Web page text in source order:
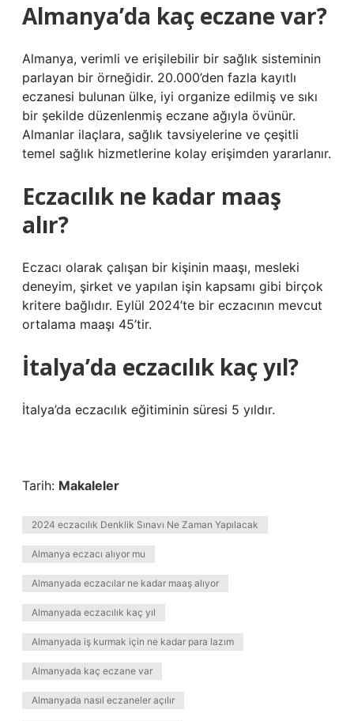
Almanya’da kaç eczane var?
Almanya, verimli ve erişilebilir bir sağlık sisteminin
parlayan bir örneğidir. 20.000’den fazla kayıtlı
eczanesi bulunan ülke, iyi organize edilmiş ve sıkı
bir şekilde düzenlenmiş eczane ağıyla övünür.
Almanlar ilaçlara, sağlık tavsiyelerine ve çeşitli
temel sağlık hizmetlerine kolay erişimden yararlanır.
Eczacılık ne kadar maaş
alır?
Eczacı olarak çalışan bir kişinin maaşı, mesleki
deneyim, şirket ve yapılan işin kapsamı gibi birçok
kritere bağlıdır. Eylül 2024’te bir eczacının mevcut
ortalama maaşı 45’tir.
İtalya’da eczacılık kaç yıl?
İtalya’da eczacılık eğitiminin süresi 5 yıldır.
Tarih: Makaleler
2024 eczacılık Denklik Sınavı Ne Zaman Yapılacak
Almanya eczacı alıyor mu
Almanyada eczacılar ne kadar maaş alıyor
Almanyada eczacılık kaç yıl
Almanyada iş kurmak için ne kadar para lazım
Almanyada kaç eczane var
Almanyada nasıl eczaneler açılır